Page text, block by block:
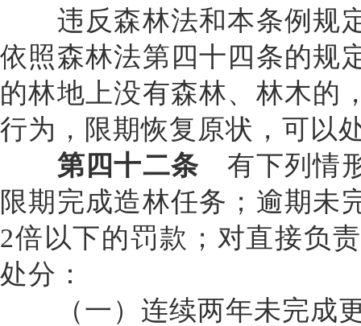
违反森林法和本条例规定
依照森林法第四十四条的规
的林地上没有森林、林木的
行为，限期恢复原状，可以
第四十二条 有下列情
限期完成造林任务；逾期未
2倍以下的罚款；对直接负
处分：
（一）连续两年未完成更